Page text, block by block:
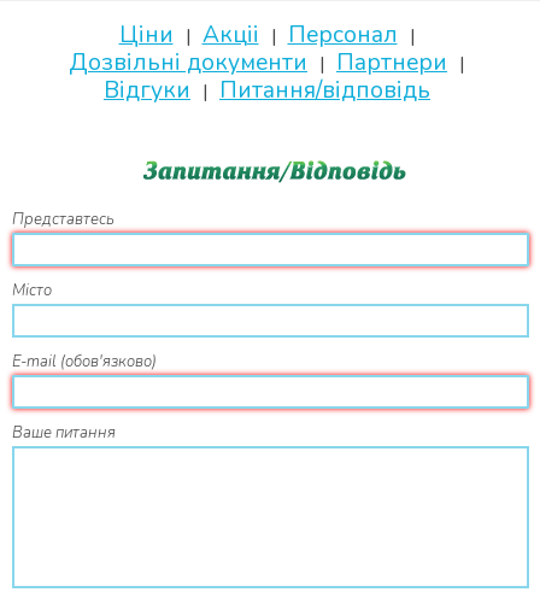
Ціни Акціі
Персонал
Дозвільні документи
Партнери
Відгуки
Питання/відповідь
Представтесь
Місто
E-mail (обов'язково)
Ваше питання